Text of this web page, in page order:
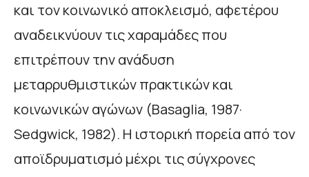
και τον κοινωνικό αποκλεισμό, αφετέρου
αναδεικνύουν τις χαραμάδες που
επιτρέπουν την ανάδυση
μεταρρυθμιστικών πρακτικών και
κοινωνικών αγώνων (Basaglia, 1987·
Sedgwick, 1982). Η ιστορική πορεία από τον
αποϊδρυματισμό μέχρι τις σύγχρονες